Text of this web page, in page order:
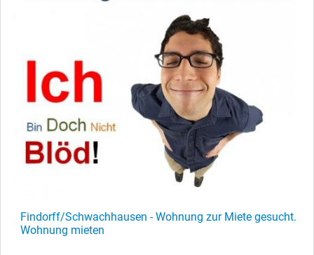
Findorff/Schwachhausen - Wohnung zur Miete gesucht.
Wohnung mieten